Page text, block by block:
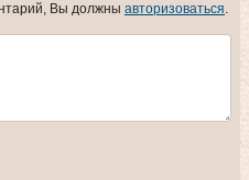
Вы должны авторизоваться.